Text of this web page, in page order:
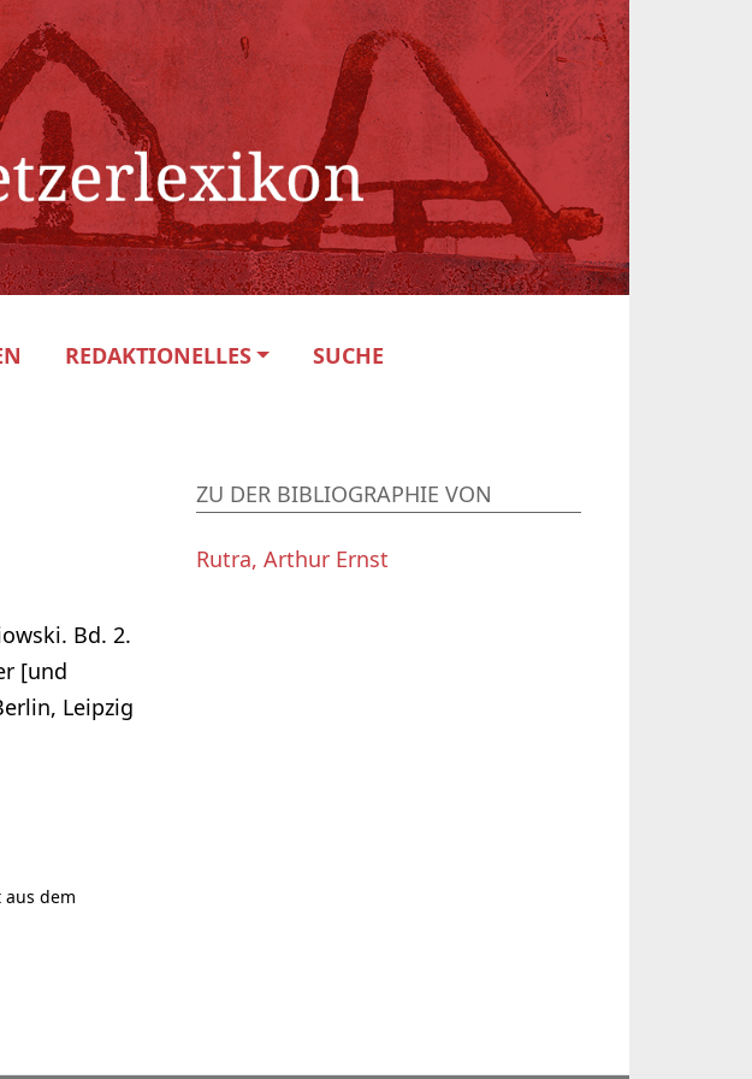
REDAKTIONELLES SUCHE
Bd. 2.
[und
Leipzig
aus dem
ZU DER BIBLIOGRAPHIE VON
Rutra, Arthur Ernst